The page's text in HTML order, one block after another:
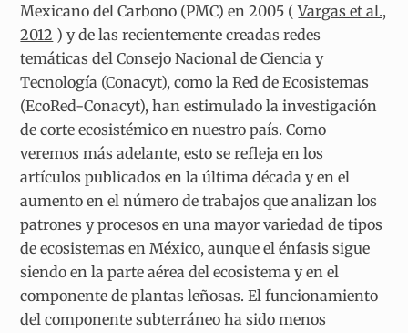
Mexicano del Carbono (PMC) en 2005 (Vargas et al.,
2012 ) y de las recientemente creadas redes
temáticas del Consejo Nacional de Ciencia y
Tecnología (Conacyt), como la Red de Ecosistemas
(EcoRed-Conacyt), han estimulado la investigación
de corte ecosistémico en nuestro país. Como
veremos más adelante, esto se refleja en los
artículos publicados en la última década y en el
aumento en el número de trabajos que analizan los
patrones y procesos en una mayor variedad de tipos
de ecosistemas en México, aunque el énfasis sigue
siendo en la parte aérea del ecosistema y en el
componente de plantas leñosas. El funcionamiento
del componente subterráneo ha sido menos